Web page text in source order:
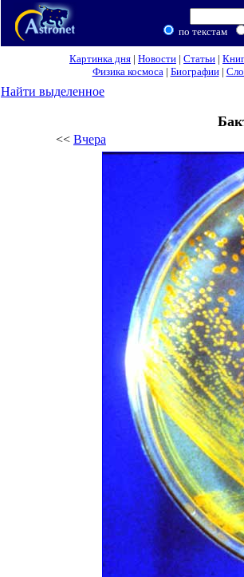
по текстам
Картинка дня | Новости | Статьи |
Физика космоса| Биографии|
Найти выделенное
<< Вчера